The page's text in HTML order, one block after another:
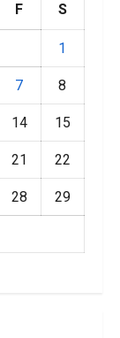
F S
1
7 8
14 15
21 22
28 29